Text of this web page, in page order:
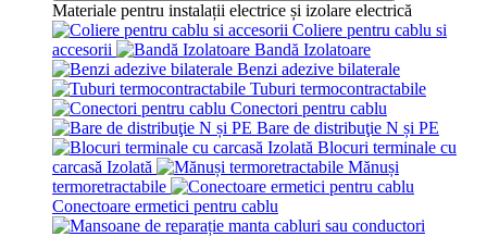
Materiale pentru instalații electrice și izolare electrică
Coliere pentru cablu si
accesorii
Bandă Izolatoare
Benzi adezive bilaterale
Tuburi termocontractabile
Conectori pentru cablu
Bare de distribuţie N și PE
Blocuri terminale cu
carcasă Izolată
Mănuși
termoretractabile
Conectoare ermetici pentru cablu